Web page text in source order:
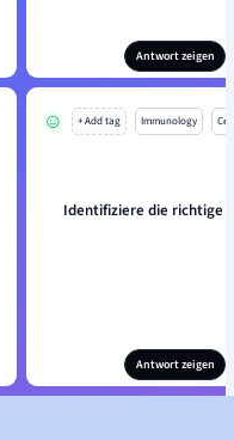
Antwort zeigen
+ Add tag Immunology
Identifiziere die richtige
Antwort zeigen